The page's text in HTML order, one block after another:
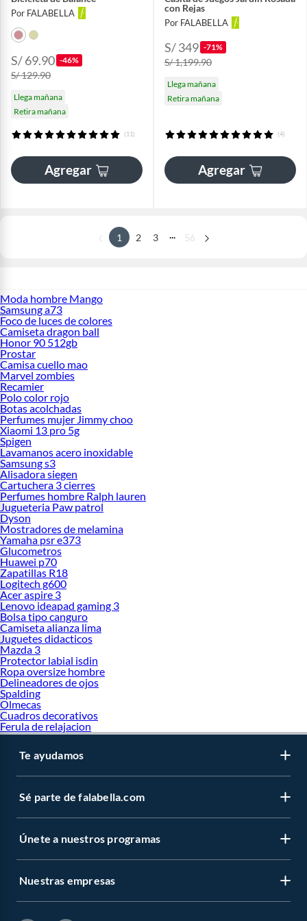
Por FALABELLA
S/ 69.90 -46%
S/ 129.90
Llega mañana
Retira mañana
(11)
Agregar
con Rejas
Por FALABELLA
S/ 349 -71%
S/ 1,199.90
Llega mañana
Retira mañana
(4)
Agregar
1 2 3 ... 56
Moda hombre Mango
Samsung a73
Foco de luces de colores
Camiseta dragon ball
Honor 90 512gb
Prostar
Camisa cuello mao
Marvel zombies
Recamier
Polo color rojo
Botas acolchadas
Perfumes mujer Jimmy choo
Xiaomi 13 pro 5g
Spigen
Lavamanos acero inoxidable
Samsung s3
Alisadora siegen
Cartuchera 3 cierres
Perfumes hombre Ralph lauren
Jugueteria Paw patrol
Dyson
Mostradores de melamina
Yamaha psr e373
Glucometros
Huawei p70
Zapatillas R18
Logitech g600
Acer aspire 3
Lenovo ideapad gaming 3
Bolsa tipo canguro
Camiseta alianza lima
Juguetes didacticos
Mazda 3
Protector labial isdin
Ropa oversize hombre
Delineadores de ojos
Spalding
Olmecas
Cuadros decorativos
Ferula de relajacion
Te ayudamos
Sé parte de falabella.com
Únete a nuestros programas
Nuestras empresas